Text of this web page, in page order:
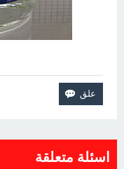
اسئلة متعلقة